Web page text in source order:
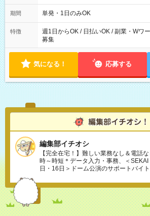
勤務 勤務：月・水・金 休み：火・木・土・日 好きな
可能です！ ※1日あたりの最大実働時間は日勤、夜勤共に勤務し
期間 単発・1日のみOK
特徴
週1日からOK / 日払いOK / 副業・Wワ
募集
気になる！ 応募する
編集部イチオシ
【完全在宅！】難しい業務なし＆電話
時～時短＊データ入力・事務、＜
日・16日＞ドーム公演のサポートバイ